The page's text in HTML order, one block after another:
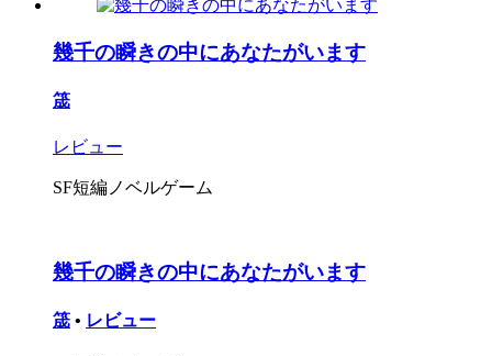
幾千の瞬きの中にあなたがいます
筬
レビュー
SF短編ノベルゲーム
幾千の瞬きの中にあなたがいます
筬 • レビュー